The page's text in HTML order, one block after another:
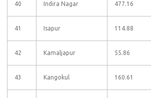
40 Indira Nagar 477.16
41 Isapur 114.88
42 Kamaljapur 55.86
43 Kangokul 160.61